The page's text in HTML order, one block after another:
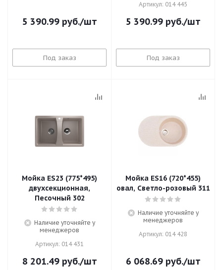
5 390.99руб./шт
Под заказ
Артикул: 014 445
5 390.99руб./шт
Под заказ
Мойка ES23 (775*495)
двухсекционная,
Песочный 302
Наличие уточняйте у
менеджеров
Артикул: 014 431
8 201.49руб./шт
Мойка ES16 (720*455)
овал, Светло-розовый 311
Наличие уточняйте у
менеджеров
Артикул: 014 428
6 068.69руб./шт